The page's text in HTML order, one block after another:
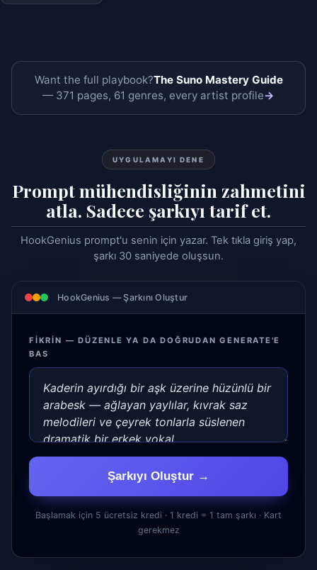
Want the full playbook?The Suno Mastery Guide
— 371 pages, 61 genres, every artist profile→
UYGULAMAYI DENE
Prompt mühendisliğinin zahmetini
atla. Sadece şarkıyı tarif et.
HookGenius prompt'u senin için yazar. Tek tıkla giriş yap,
şarkı 30 saniyede oluşsun.
HookGenius — Şarkını Oluştur
FIKRIN — DÜZENLE YA DA DOĞRUDAN GENERATE'E
BAS
Şarkıyı Oluştur →
Başlamak için 5 ücretsiz kredi · 1 kredi = 1 tam şarkı · Kart
gerekmez